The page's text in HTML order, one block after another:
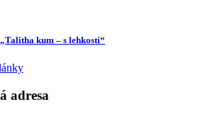
kum – s lehkostí“
adresa